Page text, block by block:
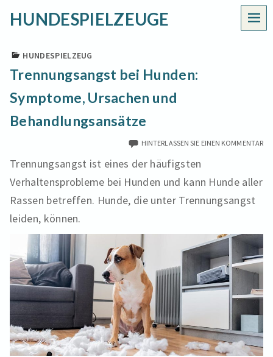
HUNDESPIELZEUGE
HUNDESPIELZEUG
Trennungsangst bei Hunden:
Symptome, Ursachen und
Behandlungsansätze
HINTERLASSEN SIE EINEN KOMMENTAR
Trennungsangst ist eines der häufigsten
Verhaltensprobleme bei Hunden und kann Hunde aller
Rassen betreffen. Hunde, die unter Trennungsangst
leiden, können.